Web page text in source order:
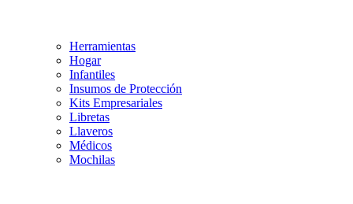
Herramientas
Hogar
Infantiles
Insumos de Protección
Kits Empresariales
Libretas
Llaveros
Médicos
Mochilas